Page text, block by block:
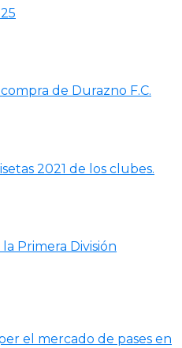
de Durazno F.C.
2021 de los clubes.
Primera División
el mercado de pases en